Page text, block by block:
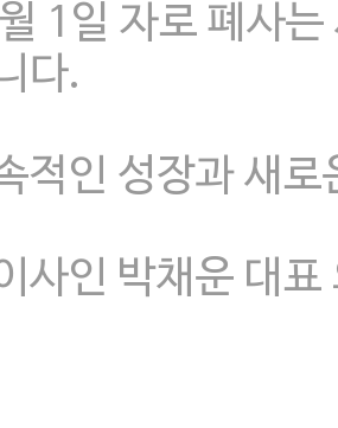
1일 자로 폐사
다.
적인 성장과 새
사인 박채운 대